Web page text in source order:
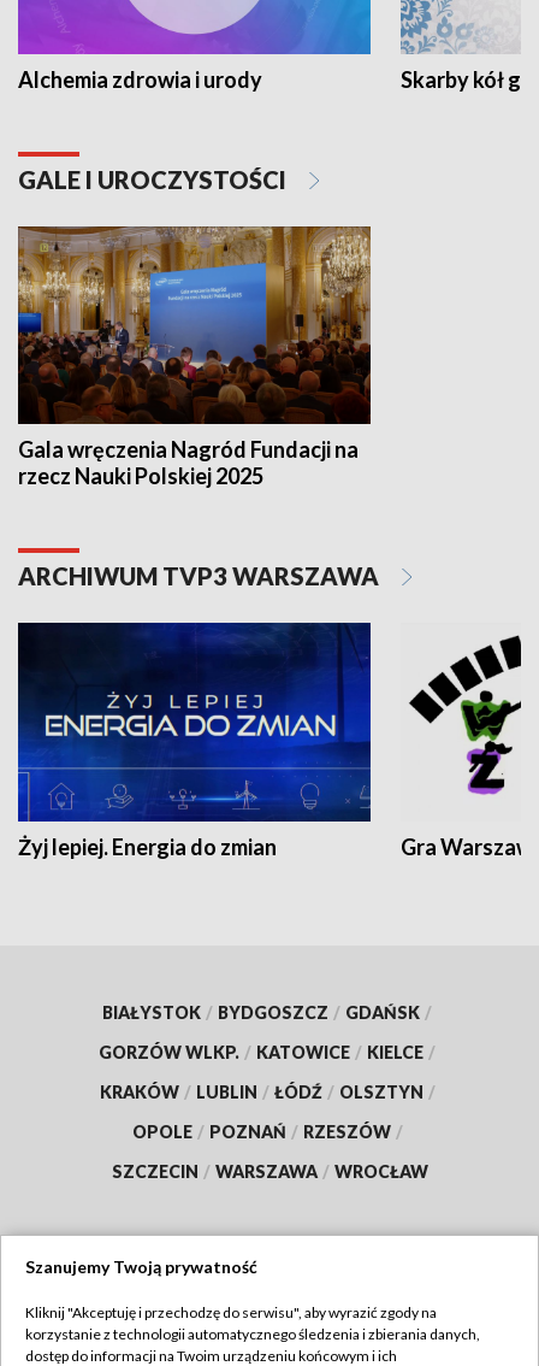
Alchemia zdrowia i urody Skarby kół
GALE I UROCZYSTOŚCI
Gala wręczenia Nagród Fundacji na
rzecz Nauki Polskiej 2025
ARCHIWUM TVP3 WARSZAWA
Żyj lepiej. Energia do zmian Gra
BIAŁYSTOK / BYDGOSZCZ / GDAŃSK /
GORZÓW WLKP. / KATOWICE / KIELCE /
KRAKÓW / LUBLIN / ŁÓDŹ / OLSZTYN /
OPOLE / POZNAŃ / RZESZÓW /
SZCZECIN / WARSZAWA / WROCŁAW
TVP
Szanujemy Twoją prywatność
Kliknij "Akceptuję i przechodzę do serwisu", aby wyrazić zgody na
korzystanie z technologii automatycznego śledzenia i zbierania danych,
dostęp do informacji na Twoim urządzeniu końcowym i ich